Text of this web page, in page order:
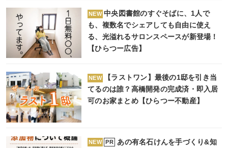
NEW 中央図書館のすぐそばに、1人で
も、複数名でシェアしても自由に使え
る、光溢れるサロンスペースが新登場！
【ひらつー広告】
NEW
【ラストワン】最後の1邸を引き当
てるのは誰？高橋開発の完成済・即入居
可のお家まとめ【ひらつー不動産】
NEW PR あの有名石けんを手づくり&知